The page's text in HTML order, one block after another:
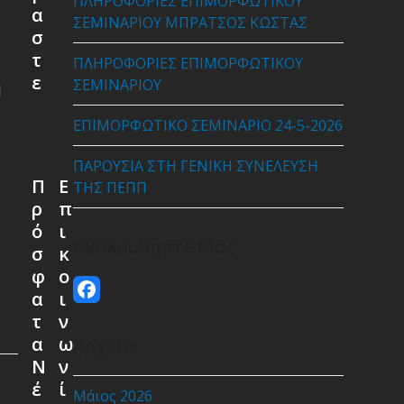
ΣΕΜΙΝΑΡΙΟΥ ΜΠΡΑΤΣΟΣ ΚΩΣΤΑΣ
ΠΛΗΡΟΦΟΡΙΕΣ ΕΠΙΜΟΡΦΩΤΙΚΟΥ
ΣΕΜΙΝΑΡΙΟΥ
ΕΠΙΜΟΡΦΩΤΙΚΟ ΣΕΜΙΝΑΡΙΟ 24-5-2026
ΠΑΡΟΥΣΙΑ ΣΤΗ ΓΕΝΙΚΗ ΣΥΝΕΛΕΥΣΗ
ΤΗΣ ΠΕΠΠ
Facebook
Αρχείο
Μάιος 2026
α
σ
τ
ε
Π
ρ
ό
σ
φ
α
τ
α
Ν
έ
Ε
π
ι
κ
ο
ι
ν
ω
ν
ί